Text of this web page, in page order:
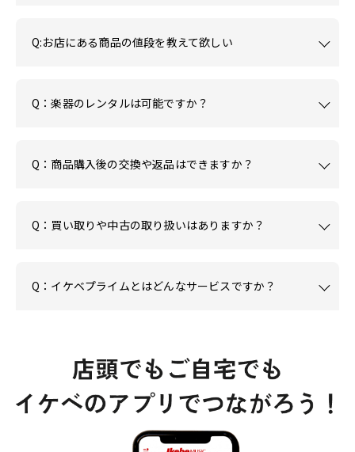
Q:お店にある商品の値段を教えて欲しい
Q：楽器のレンタルは可能ですか？
Q：商品購入後の交換や返品はできますか？
Q：買い取りや中古の取り扱いはありますか？
Q：イケベプライムとはどんなサービスですか？